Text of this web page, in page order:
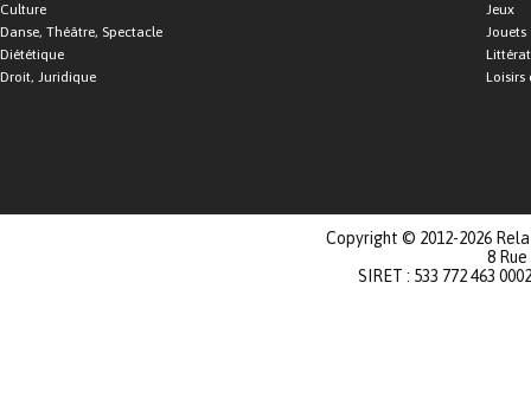
Culture
Danse, Théâtre, Spectacle
Diététique
Droit, Juridique
Jeux
Jouets
Loisirs
Copyright © 2012-2026
8
SIRET : 533 772 463